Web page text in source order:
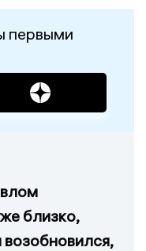
первыми
близко,